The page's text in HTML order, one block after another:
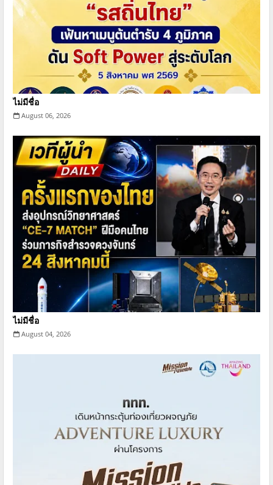
ไม่มีชื่อ
August 06, 2026
ไม่มีชื่อ
August 04, 2026